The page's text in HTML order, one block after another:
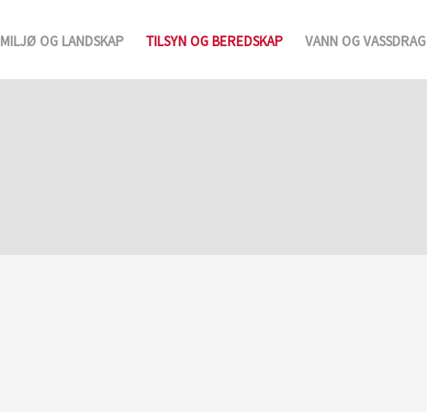
MILJØ OG LANDSKAP TILSYN OG BEREDSKAP VANN OG VASSDRAG